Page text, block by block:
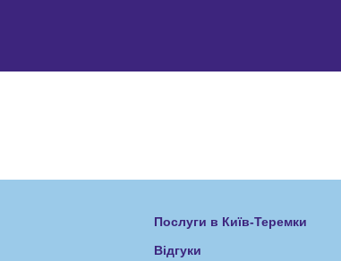
Послуги в Київ-Теремки
Відгуки